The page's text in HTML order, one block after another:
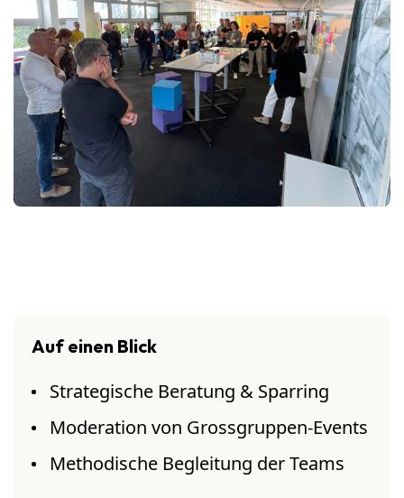
Auf einen Blick
Strategische Beratung & Sparring
Moderation von Grossgruppen-Events
Methodische Begleitung der Teams